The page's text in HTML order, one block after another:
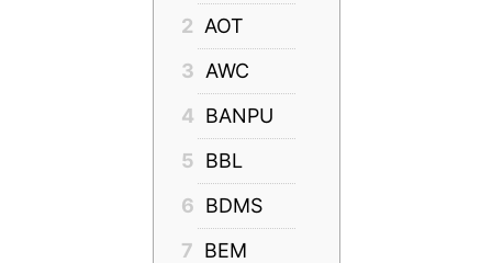
2 AOT
3 AWC
4 BANPU
5 BBL
6 BDMS
7 BEM